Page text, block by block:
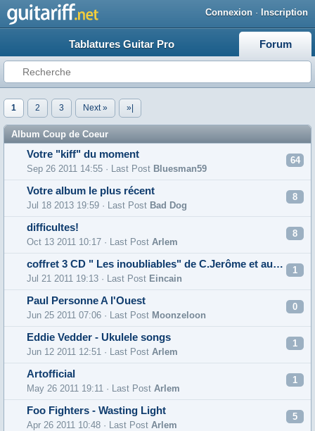
Connexion · Inscription
Tablatures Guitar Pro Forum
1 2 3 Next » »|
Album Coup de Coeur
64
Votre "kiff" du moment
Sep 26 2011 14:55 · Last Post Bluesman59
8
Votre album le plus récent
Jul 18 2013 19:59 · Last Post Bad Dog
8
difficultes!
Oct 13 2011 10:17 · Last Post Arlem
1
coffret 3 CD " Les inoubliables" de C.Jerôme et autres Cds du chanteur.
Jul 21 2011 19:13 · Last Post Eincain
0
Paul Personne A l'Ouest
Jun 25 2011 07:06 · Last Post Moonzeloon
1
Eddie Vedder - Ukulele songs
Jun 12 2011 12:51 · Last Post Arlem
1
Artofficial
May 26 2011 19:11 · Last Post Arlem
5
Foo Fighters - Wasting Light
Apr 26 2011 10:48 · Last Post Arlem